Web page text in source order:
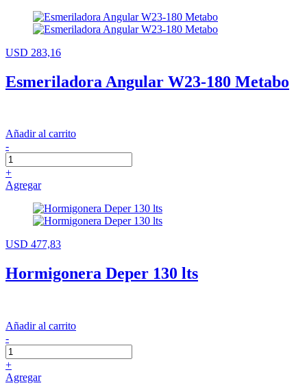
USD 283,16
Esmeriladora Angular W23-180 Metabo
Añadir al carrito
-
+
Agregar
USD 477,83
Hormigonera Deper 130 lts
Añadir al carrito
-
+
Agregar